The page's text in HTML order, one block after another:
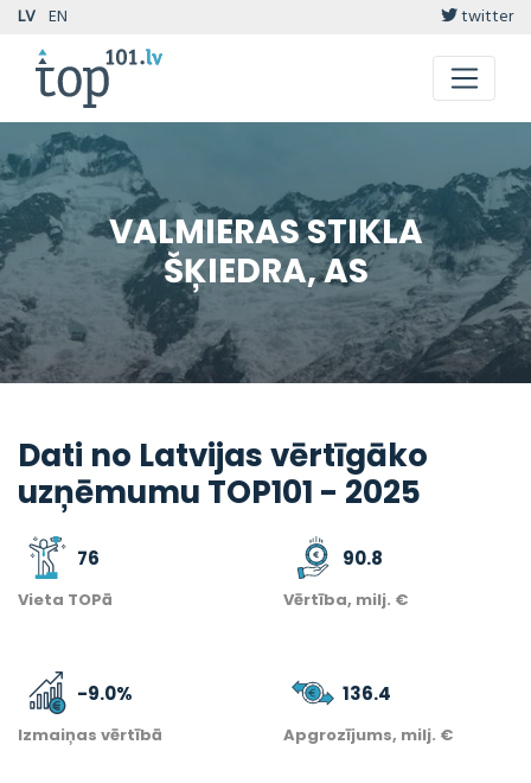
LV EN twitter
VALMIERAS STIKLA
ŠĶIEDRA, AS
Dati no Latvijas vērtīgāko
uzņēmumu TOP101 - 2025
76
Vieta TOPā
90.8
Vērtība, milj. €
-9.0%
Izmaiņas vērtībā
136.4
Apgrozījums, milj. €